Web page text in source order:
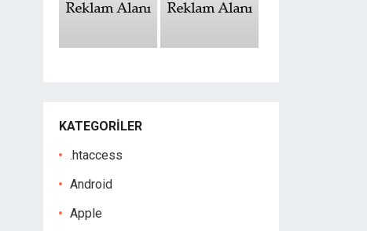
KATEGORILER
.htaccess
Android
Apple